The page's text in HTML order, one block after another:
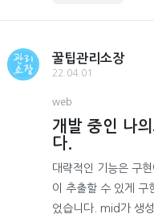
꿀팁관리소장
22.04.01
web
개발 중인 나
다.
대략적인 기능은 구
이 추출할 수 있게 구
었습니다. mid가 생